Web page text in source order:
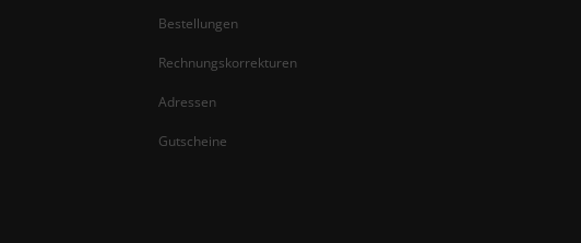
Bestellungen
Rechnungskorrekturen
Adressen
Gutscheine